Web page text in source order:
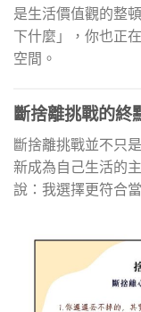
是生活價值觀的整
下什麼」，你也正
空間。
斷捨離挑戰的終
斷捨離挑戰並不只
新成為自己生活的
說：我選擇更符合